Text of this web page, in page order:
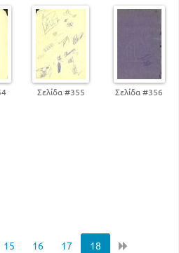
Σελίδα #355 Σελίδα #356
15 16 17 18